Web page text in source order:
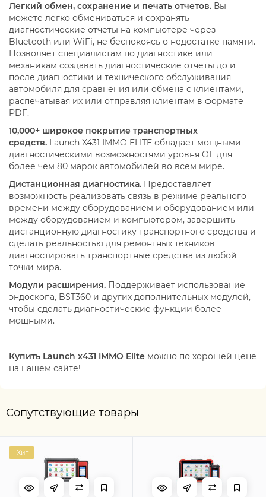
Легкий обмен, сохранение и печать отчетов. Вы
можете легко обмениваться и сохранять
диагностические отчеты на компьютере через
Bluetooth или WiFi, не беспокоясь о недостатке памяти.
Позволяет специалистам по диагностике или
механикам создавать диагностические отчеты до и
после диагностики и технического обслуживания
автомобиля для сравнения или обмена с клиентами,
распечатывая их или отправляя клиентам в формате
PDF.
10,000+ широкое покрытие транспортных
средств. Launch X431 IMMO ELITE обладает мощными
диагностическими возможностями уровня OE для
более чем 80 марок автомобилей во всем мире.
Дистанционная диагностика. Предоставляет
возможность реализовать связь в режиме реального
времени между оборудованием и оборудованием или
между оборудованием и компьютером, завершить
дистанционную диагностику транспортного средства и
сделать реальностью для ремонтных техников
диагностировать транспортные средства из любой
точки мира.
Модули расширения. Поддерживает использование
эндоскопа, BST360 и других дополнительных модулей,
чтобы сделать диагностические функции более
мощными.
Купить Launch x431 IMMO Elite можно по хорошей цене
на нашем сайте!
Сопутствующие товары
Хит